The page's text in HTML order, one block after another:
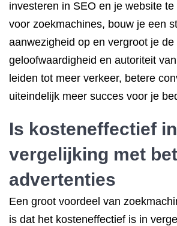
investeren in SEO en je website
voor zoekmachines, bouw je een
aanwezigheid op en vergroot je de
geloofwaardigheid en autoriteit
leiden tot meer verkeer, betere
uiteindelijk meer succes voor je
Is kosteneffectief in
vergelijking met
advertenties
Een groot voordeel van
is dat het kosteneffectief is in